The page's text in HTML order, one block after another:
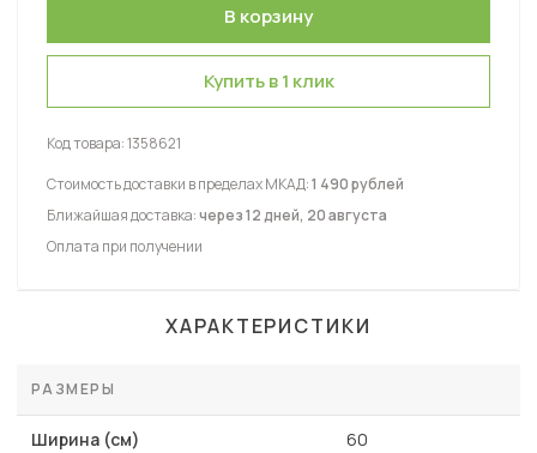
Купить в 1 клик
Код товара:1358621
Стоимость доставки в пределах МКАД:1 490 рублей
Ближайшая доставка:через 12 дней, 20 августа
Оплата при получении
ХАРАКТЕРИСТИКИ
РАЗМЕРЫ
Ширина (см) 60